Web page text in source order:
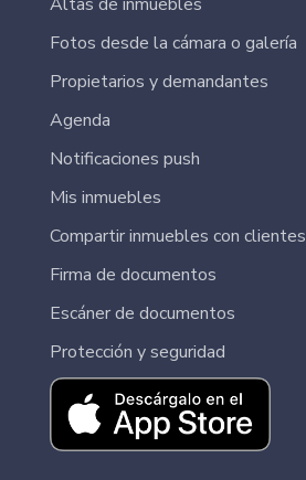
Fotos desde la cámara o galería
Propietarios y demandantes
Agenda
Notificaciones push
Mis inmuebles
Compartir inmuebles con clientes
Firma de documentos
Escáner de documentos
Protección y seguridad